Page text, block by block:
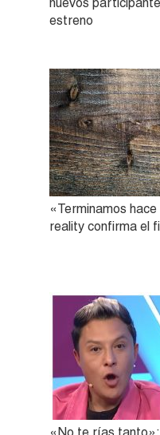
estreno
«Terminamos
reality confirma el